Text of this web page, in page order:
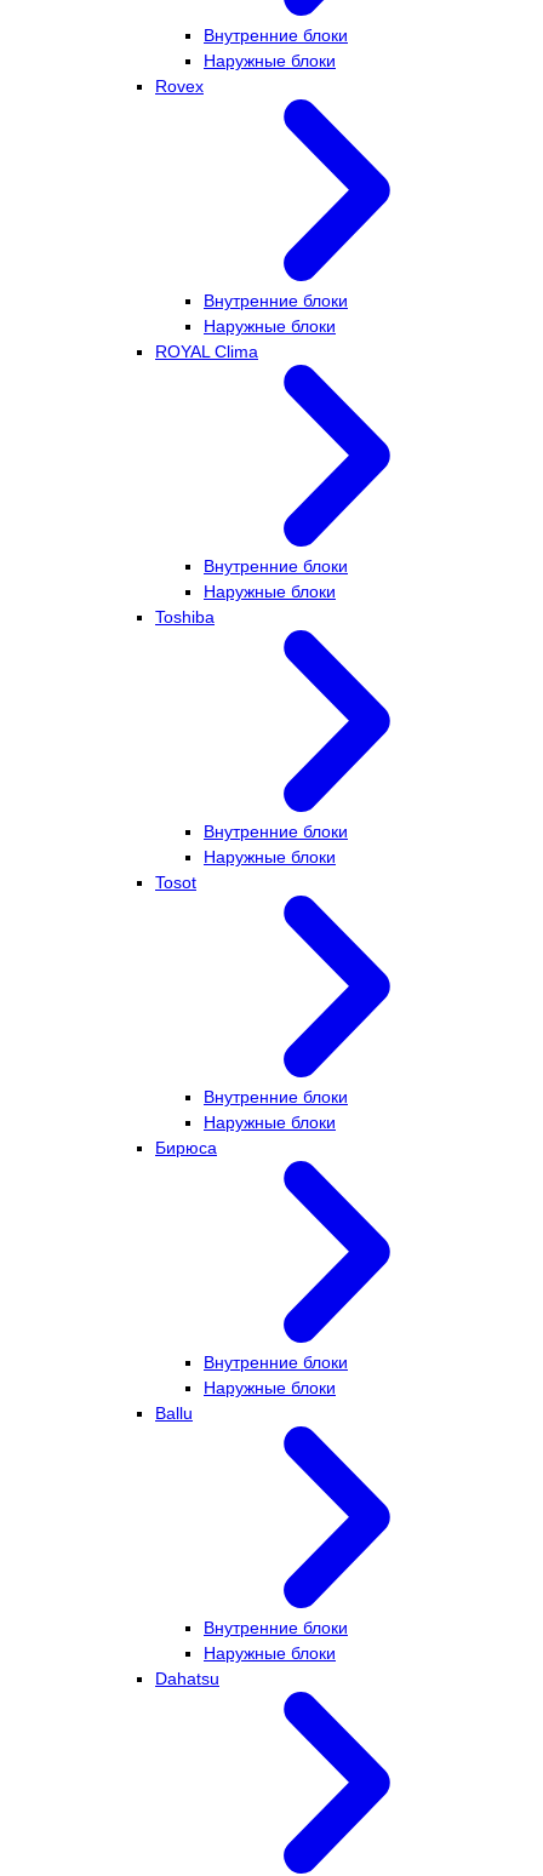
Внутренние блоки
Наружные блоки
Rovex
Внутренние блоки
Наружные блоки
ROYAL Clima
Внутренние блоки
Наружные блоки
Toshiba
Внутренние блоки
Наружные блоки
Tosot
Внутренние блоки
Наружные блоки
Бирюса
Внутренние блоки
Наружные блоки
Ballu
Внутренние блоки
Наружные блоки
Dahatsu